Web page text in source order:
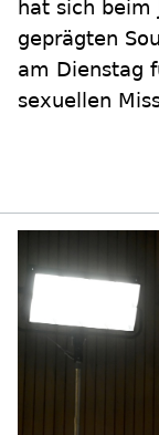
hat sich beim
geprägten
am Dienstag
sexuellen